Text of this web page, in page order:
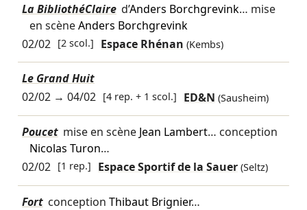
La BibliothéClaire d’Anders Borchgrevink… mise
en scèneAnders Borchgrevink
02/02 [2 scol.] Espace Rhénan (Kembs)
Le Grand Huit
02/02→ 04/02 [4 rep. + 1 scol.] ED&N (Sausheim)
Poucet mise en scène Jean Lambert… conception
Nicolas Turon…
02/02 [1 rep.] Espace Sportif de la Sauer (Seltz)
Fort conception Thibaut Brignier…